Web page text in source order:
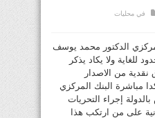
في محليات
الدكتور محمد يوسف
ولا يكاد يذكر
نقدية من الاصدار
مباشرة البنك المركزي
إجراء التحريات
على من ارتكب هذا